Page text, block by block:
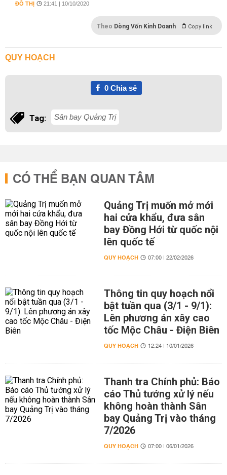
ĐÔ THỊ 21:41 | 10/10/2020
Theo Dòng Vốn Kinh Doanh Copy link
QUY HOẠCH
0Chia sẻ
Tag: Sân bay Quảng Trị
CÓ THỂ BẠN QUAN TÂM
Quảng Trị muốn mở mới
hai cửa khẩu, đưa sân
bay Đồng Hới từ quốc nội
lên quốc tế
QUY HOẠCH 07:00 | 22/02/2026
Thông tin quy hoạch nổi
bật tuần qua (3/1 - 9/1):
Lên phương án xây cao
tốc Mộc Châu - Điện Biên
QUY HOẠCH 12:24 | 10/01/2026
Thanh tra Chính phủ: Báo
cáo Thủ tướng xử lý nếu
không hoàn thành Sân
bay Quảng Trị vào tháng
7/2026
QUY HOẠCH 07:00 | 06/01/2026